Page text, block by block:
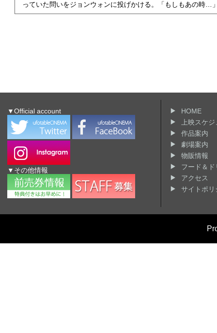
っていた問いをジョンウォンに投げかける。「もしもあの時…
▼Official account
▼その他情報
HOME
上映スケ
作品案内
劇場案内
物販情報
フード＆ド
アクセス
サイトポリ